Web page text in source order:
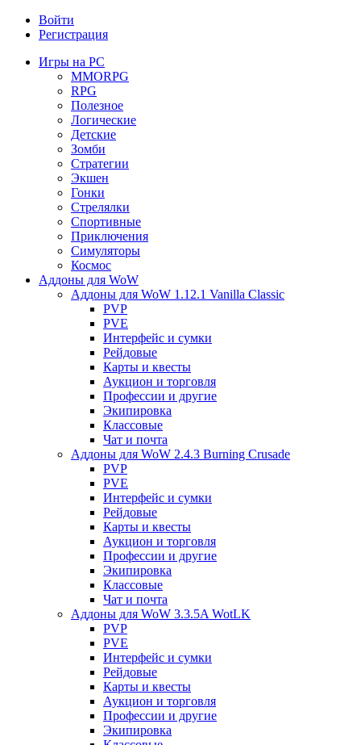
Войти
Регистрация
Игры на PC
MMORPG
RPG
Полезное
Логические
Детские
Зомби
Стратегии
Экшен
Гонки
Стрелялки
Спортивные
Приключения
Симуляторы
Космос
Аддоны для WoW
Аддоны для WoW 1.12.1 Vanilla Classic
PVP
PVE
Интерфейс и сумки
Рейдовые
Карты и квесты
Аукцион и торговля
Профессии и другие
Экипировка
Классовые
Чат и почта
Аддоны для WoW 2.4.3 Burning Crusade
PVP
PVE
Интерфейс и сумки
Рейдовые
Карты и квесты
Аукцион и торговля
Профессии и другие
Экипировка
Классовые
Чат и почта
Аддоны для WoW 3.3.5A WotLK
PVP
PVE
Интерфейс и сумки
Рейдовые
Карты и квесты
Аукцион и торговля
Профессии и другие
Экипировка